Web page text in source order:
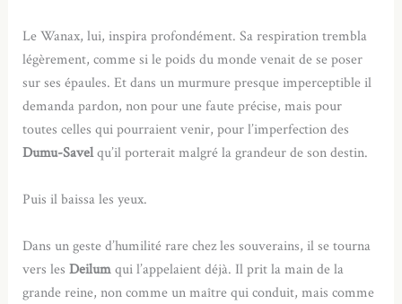
Le Wanax, lui, inspira profondément. Sa respiration trembla
légèrement, comme si le poids du monde venait de se poser
sur ses épaules. Et dans un murmure presque imperceptible il
demanda pardon, non pour une faute précise, mais pour
toutes celles qui pourraient venir, pour l’imperfection des
Dumu-Savelqu’il porterait malgré la grandeur de son destin.
Puis il baissa les yeux.
Dans un geste d’humilité rare chez les souverains, il se tourna
vers lesDeilumqui l’appelaient déjà. Il prit la main de la
grande reine, non comme un maître qui conduit, mais comme